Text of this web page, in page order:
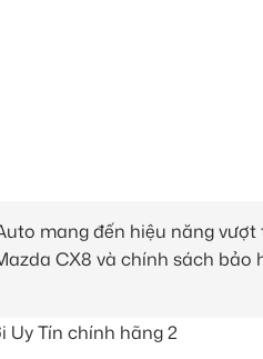
mang đến hiệu năng
CX8 và chính sách bảo